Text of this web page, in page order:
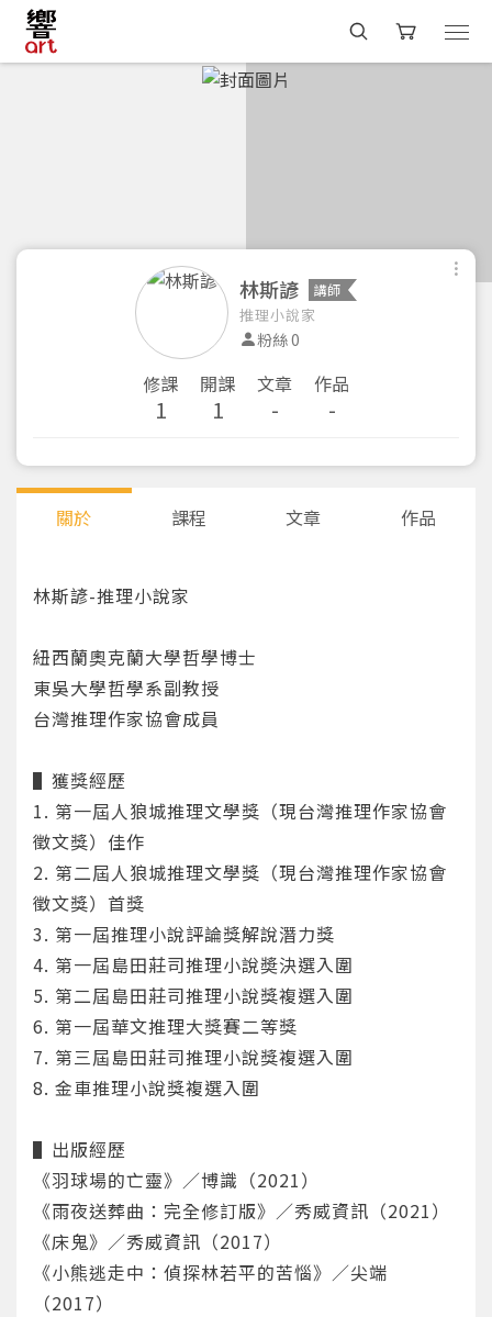
林斯諺 講師
推理小說家
粉絲 0
修課
1
開課
1
文章
-
作品
-
關於 課程 文章 作品
林斯諺-推理小說家
紐西蘭奧克蘭大學哲學博士
東吳大學哲學系副教授
台灣推理作家協會成員
▌獲獎經歷
1. 第一屆人狼城推理文學獎（現台灣推理作家協會
徵文獎）佳作
2. 第二屆人狼城推理文學獎（現台灣推理作家協會
徵文獎）首獎
3. 第一屆推理小說評論獎解說潛力獎
4. 第一屆島田莊司推理小說奬決選入圍
5. 第二屆島田莊司推理小說獎複選入圍
6. 第一屆華文推理大獎賽二等獎
7. 第三屆島田莊司推理小說獎複選入圍
8. 金車推理小說獎複選入圍
▌出版經歷
《羽球場的亡靈》／博識（2021）
《雨夜送葬曲：完全修訂版》／秀威資訊（2021）
《床鬼》／秀威資訊（2017）
《小熊逃走中：偵探林若平的苦惱》／尖端
（2017）